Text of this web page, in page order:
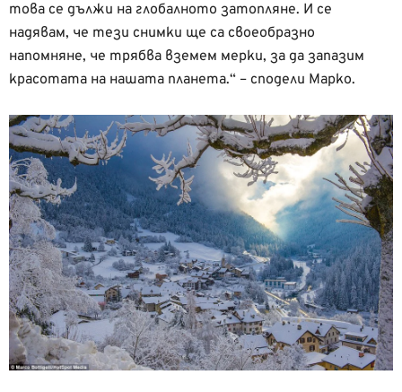
това се дължи на глобалното затопляне. И се
надявам, че тези снимки ще са своеобразно
напомняне, че трябва вземем мерки, за да запазим
красотата на нашата планета.“ – сподели Марко.